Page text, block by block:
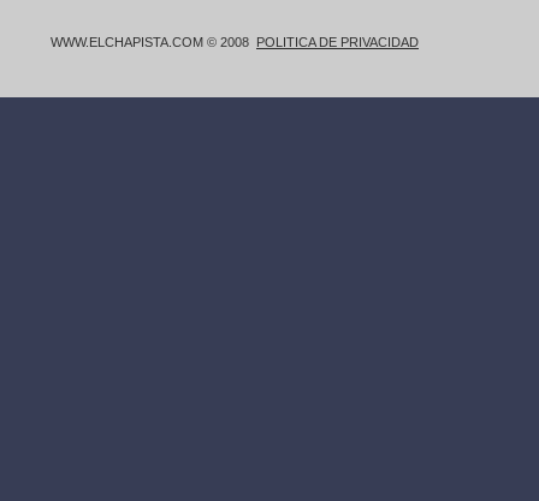
WWW.ELCHAPISTA.COM © 2008 POLITICA DE PRIVACIDAD